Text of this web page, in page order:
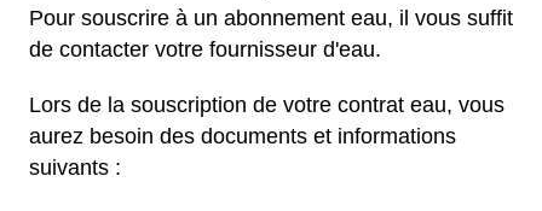
Pour souscrire à un abonnement eau, il vous suffit
de contacter votre fournisseur d'eau.
Lors de la souscription de votre contrat eau, vous
aurez besoin des documents et informations
suivants :